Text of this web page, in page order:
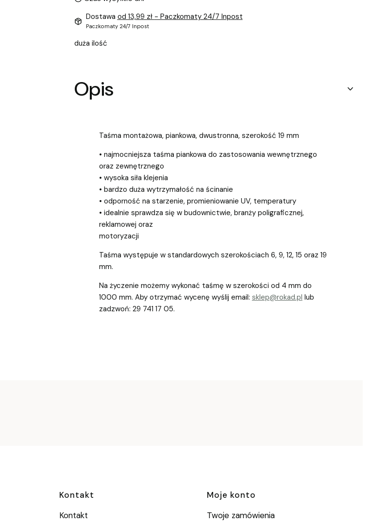
Dostawa od 13,99 zł - Paczkomaty 24/7 Inpost
Paczkomaty 24/7 Inpost
duża ilość
Opis
Taśma montażowa, piankowa, dwustronna, szerokość 19 mm
• najmocniejsza taśma piankowa do zastosowania wewnętrznego
oraz zewnętrznego
• wysoka siła klejenia
• bardzo duża wytrzymałość na ścinanie
• odporność na starzenie, promieniowanie UV, temperatury
• idealnie sprawdza się w budownictwie, branży poligraficznej,
reklamowej oraz
motoryzacji
Taśma występuje w standardowych szerokościach 6, 9, 12, 15 oraz 19
mm.
Na życzenie możemy wykonać taśmę w szerokości od 4 mm do
1000 mm. Aby otrzymać wycenę wyślij email: sklep@rokad.pl lub
zadzwoń: 29 741 17 05.
Linki w stopce
Kontakt
Kontakt
Moje konto
Twoje zamówienia